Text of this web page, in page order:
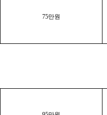
75만원